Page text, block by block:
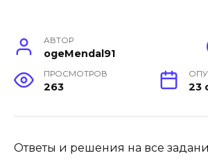
АВТОР
ogeMendal91
ПРОСМОТРОВ
263 23
Ответы и решения на все